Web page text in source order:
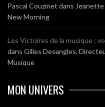
Pascal Couzinet dans Jeanette
New Morning
Les Victoires de la musique :
dans Gilles Desangles,
Musique
MON UNIVERS